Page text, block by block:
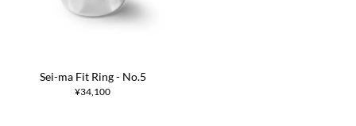
Sei-ma Fit Ring - No.5
¥34,100